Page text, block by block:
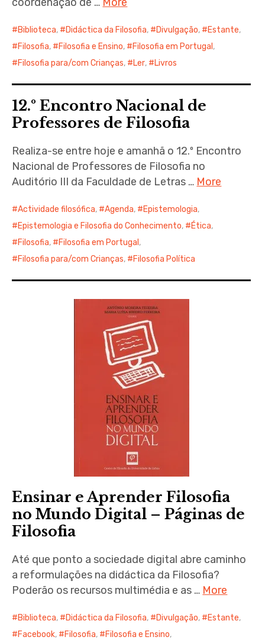
Biblioteca, Didáctica da Filosofia, Divulgação, Estante,
Filosofia, Filosofia e Ensino, Filosofia em Portugal ,
Filosofia para/com Crianças, Ler, Livros
12.º Encontro Nacional de
Professores de Filosofia
Realiza-se entre hoje e amanhã o 12.º Encontro
Nacional de Professores de Filosofia no
Auditório III da Faculdade de Letras … More
Actividade filosófica, Agenda, Epistemologia,
Epistemologia e Filosofia do Conhecimento, Ética,
Filosofia, Filosofia em Portugal ,
Filosofia para/com Crianças, Filosofia Política
Ensinar e Aprender Filosofia
no Mundo Digital – Páginas de
Filosofia
Até que ponto a sociedade digital abre caminho
a reformulações na didáctica da Filosofia?
Poderão os recursos multimédia e as … More
Biblioteca, Didáctica da Filosofia, Divulgação, Estante,
Facebook, Filosofia, Filosofia e Ensino,